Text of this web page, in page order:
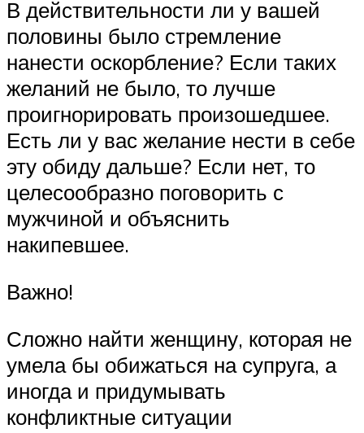
В действительности ли у вашей
половины было стремление
нанести оскорбление? Если таких
желаний не было, то лучше
проигнорировать произошедшее.
Есть ли у вас желание нести в себе
эту обиду дальше? Если нет, то
целесообразно поговорить с
мужчиной и объяснить
накипевшее.
Важно!
Сложно найти женщину, которая не
умела бы обижаться на супруга, а
иногда и придумывать
конфликтные ситуации